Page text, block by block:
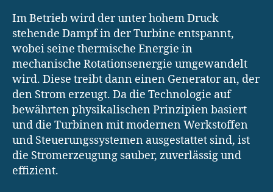
Im Betrieb wird der unter hohem Druck
stehende Dampf in der Turbine entspannt,
wobei seine thermische Energie in
mechanische Rotationsenergie umgewandelt
wird. Diese treibt dann einen Generator an, der
den Strom erzeugt. Da die Technologie auf
bewährten physikalischen Prinzipien basiert
und die Turbinen mit modernen Werkstoffen
und Steuerungssystemen ausgestattet sind, ist
die Stromerzeugung sauber, zuverlässig und
effizient.